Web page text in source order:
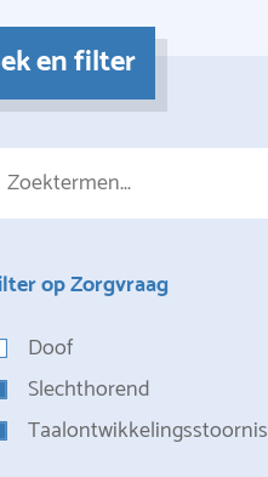
en filter
op Zorgvraag
Doof
Slechthorend
Taalontwikkelingsstoornis